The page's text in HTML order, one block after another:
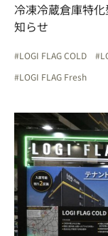
冷凍冷蔵倉庫特
知らせ
LOGI FLAG COLD
LOGI FLAG Fresh